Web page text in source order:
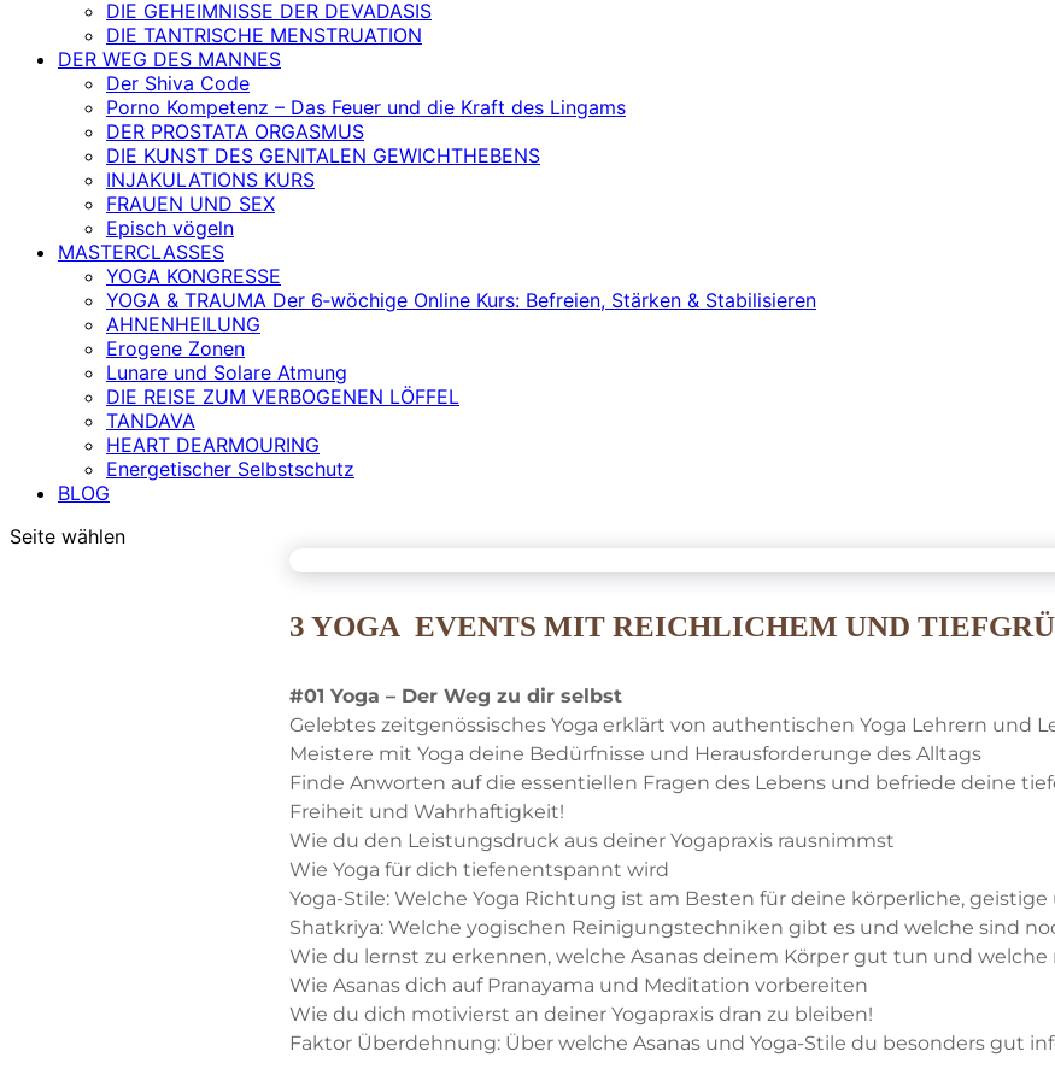
DIE GEHEIMNISSE DER DEVADASIS
DIE TANTRISCHE MENSTRUATION
DER WEG DES MANNES
Der Shiva Code
Porno Kompetenz – Das Feuer und die Kraft des Lingams
DER PROSTATA ORGASMUS
DIE KUNST DES GENITALEN GEWICHTHEBENS
INJAKULATIONS KURS
FRAUEN UND SEX
Episch vögeln
MASTERCLASSES
YOGA KONGRESSE
YOGA & TRAUMA Der 6‑wöchige Online Kurs: Befreien, Stärken & Stabilisieren
AHNENHEILUNG
Erogene Zonen
Lunare und Solare Atmung
DIE REISE ZUM VERBOGENEN LÖFFEL
TANDAVA
HEART DEARMOURING
Energetischer Selbstschutz
BLOG
Seite wählen
3 YOGA EVENTS MIT REICHLICHEM UND
#01 Yoga – Der Weg zu dir selbst
Gelebtes zeitgenössisches Yoga erklärt von authentischen Yoga Lehrern und
Meistere mit Yoga deine Bedürfnisse und Herausforderunge des Alltags
Finde Anworten auf die essentiellen Fragen des Lebens und befriede deine
Freiheit und Wahrhaftigkeit!
Wie du den Leistungsdruck aus deiner Yogapraxis rausnimmst
Wie Yoga für dich tiefenentspannt wird
Yoga-Stile: Welche Yoga Richtung ist am Besten für deine körperliche,
Shatkriya: Welche yogischen Reinigungstechniken gibt es und welche sind
Wie du lernst zu erkennen, welche Asanas deinem Körper gut tun und welche
Wie Asanas dich auf Pranayama und Meditation vorbereiten
Wie du dich motivierst an deiner Yogapraxis dran zu bleiben!
Faktor Überdehnung: Über welche Asanas und Yoga-Stile du besonders gut